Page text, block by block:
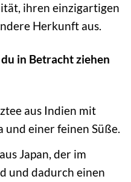
ihren einzigartigen
Herkunft aus.
in Betracht ziehen
aus Indien mit
einer feinen Süße.
Japan, der im
und dadurch einen